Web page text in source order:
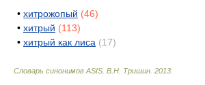
• хитрожопый (46)
• хитрый (113)
• хитрый как лиса (17)
Словарь синонимов ASIS. В.Н. Тришин 2013